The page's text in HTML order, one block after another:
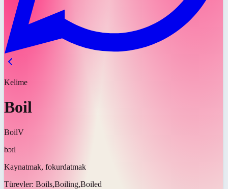
Kelime
Boil
BoilV
bɔɪl
Kaynatmak, fokurdatmak
Türevler: Boils,Boiling,Boiled